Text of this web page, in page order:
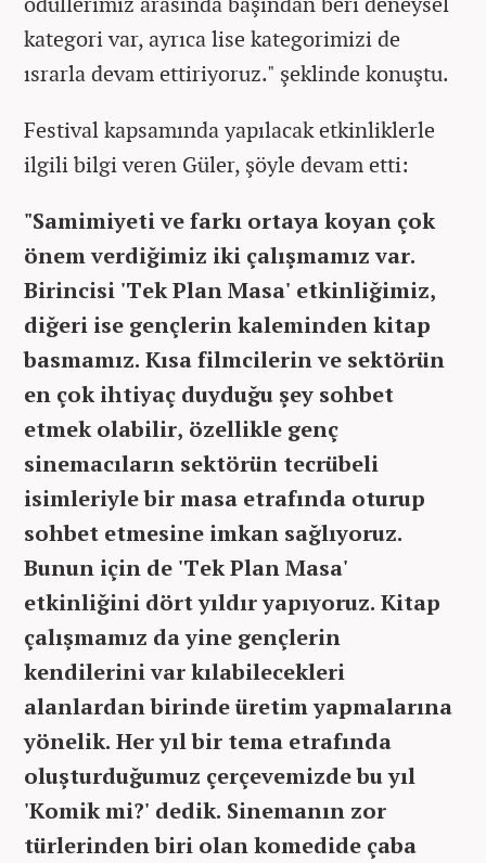
kategori var, ayrıca lise kategorimizi de
ısrarla devam ettiriyoruz." şeklinde konuştu.
Festival kapsamında yapılacak etkinliklerle
ilgili bilgi veren Güler, şöyle devam etti:
"Samimiyeti ve farkı ortaya koyan çok
önem verdiğimiz iki çalışmamız var.
Birincisi 'Tek Plan Masa' etkinliğimiz,
diğeri ise gençlerin kaleminden kitap
basmamız. Kısa filmcilerin ve sektörün
en çok ihtiyaç duyduğu şey sohbet
etmek olabilir, özellikle genç
sinemacıların sektörün tecrübeli
isimleriyle bir masa etrafında oturup
sohbet etmesine imkan sağlıyoruz.
Bunun için de 'Tek Plan Masa'
etkinliğini dört yıldır yapıyoruz. Kitap
çalışmamız da yine gençlerin
kendilerini var kılabilecekleri
alanlardan birinde üretim yapmalarına
yönelik. Her yıl bir tema etrafında
oluşturduğumuz çerçevemizde bu yıl
'Komik mi?' dedik. Sinemanın zor
türlerinden biri olan komedide çaba